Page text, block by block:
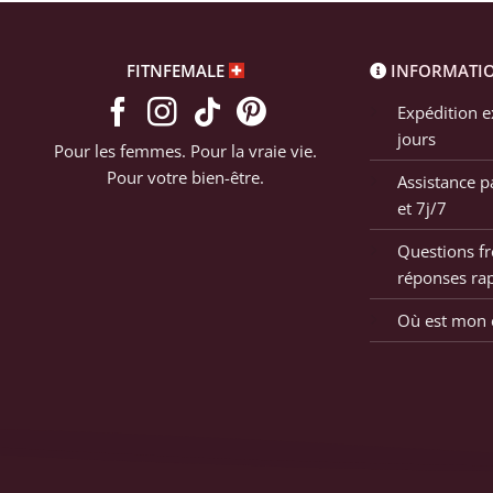
FITNFEMALE
Pour les femmes. Pour la vraie vie.
Pour votre bien-être.
Expédition
jours
Assistance
et 7j/7
Questions
réponses
Où est mon